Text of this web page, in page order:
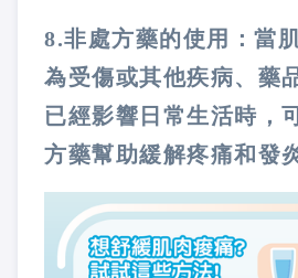
8.非處方藥的使用：當
為受傷或其他疾病、藥
已經影響日常生活時，
方藥幫助緩解疼痛和發